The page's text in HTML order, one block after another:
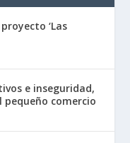
‘Las
e inseguridad,
pequeño comercio